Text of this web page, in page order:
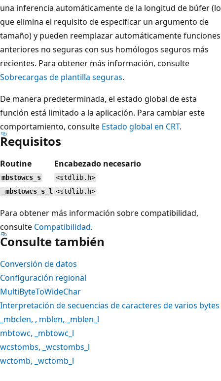
una inferencia automáticamente de la longitud de búfer (lo
que elimina el requisito de especificar un argumento de
tamaño) y pueden reemplazar automáticamente funciones
anteriores no seguras con sus homólogos seguros más
recientes. Para obtener más información, consulte
Sobrecargas de plantilla seguras.
De manera predeterminada, el estado global de esta
función está limitado a la aplicación. Para cambiar este
comportamiento, consulte Estado global en CRT.
Requisitos
Routine Encabezado necesario
mbstowcs_s
<stdlib.h>
_mbstowcs_s_l <stdlib.h>
Para obtener más información sobre compatibilidad,
consulte Compatibilidad.
Consulte también
Conversión de datos
Configuración regional
MultiByteToWideChar
Interpretación de secuencias de caracteres de varios bytes
_mbclen, , mblen, _mblen_l
mbtowc, _mbtowc_l
wcstombs, _wcstombs_l
wctomb, _wctomb_l